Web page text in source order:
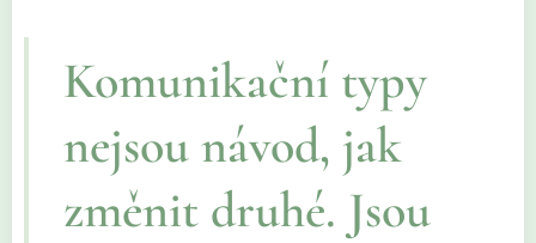
Komunikační typy
nejsou návod, jak
změnit druhé. Jsou